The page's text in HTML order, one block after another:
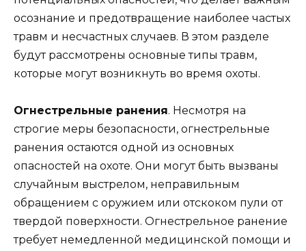
осознание и предотвращение наиболее частых
травм и несчастных случаев. В этом разделе
будут рассмотрены основные типы травм,
которые могут возникнуть во время охоты.
Огнестрельные ранения. Несмотря на
строгие меры безопасности, огнестрельные
ранения остаются одной из основных
опасностей на охоте. Они могут быть вызваны
случайным выстрелом, неправильным
обращением с оружием или отскоком пули от
твердой поверхности. Огнестрельное ранение
требует немедленной медицинской помощи и